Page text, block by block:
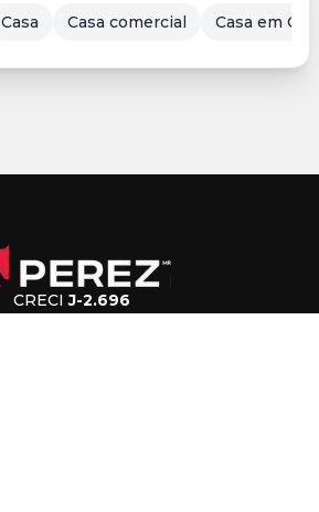
Casa Casa comercial Casa em
CRECIJ-2.696